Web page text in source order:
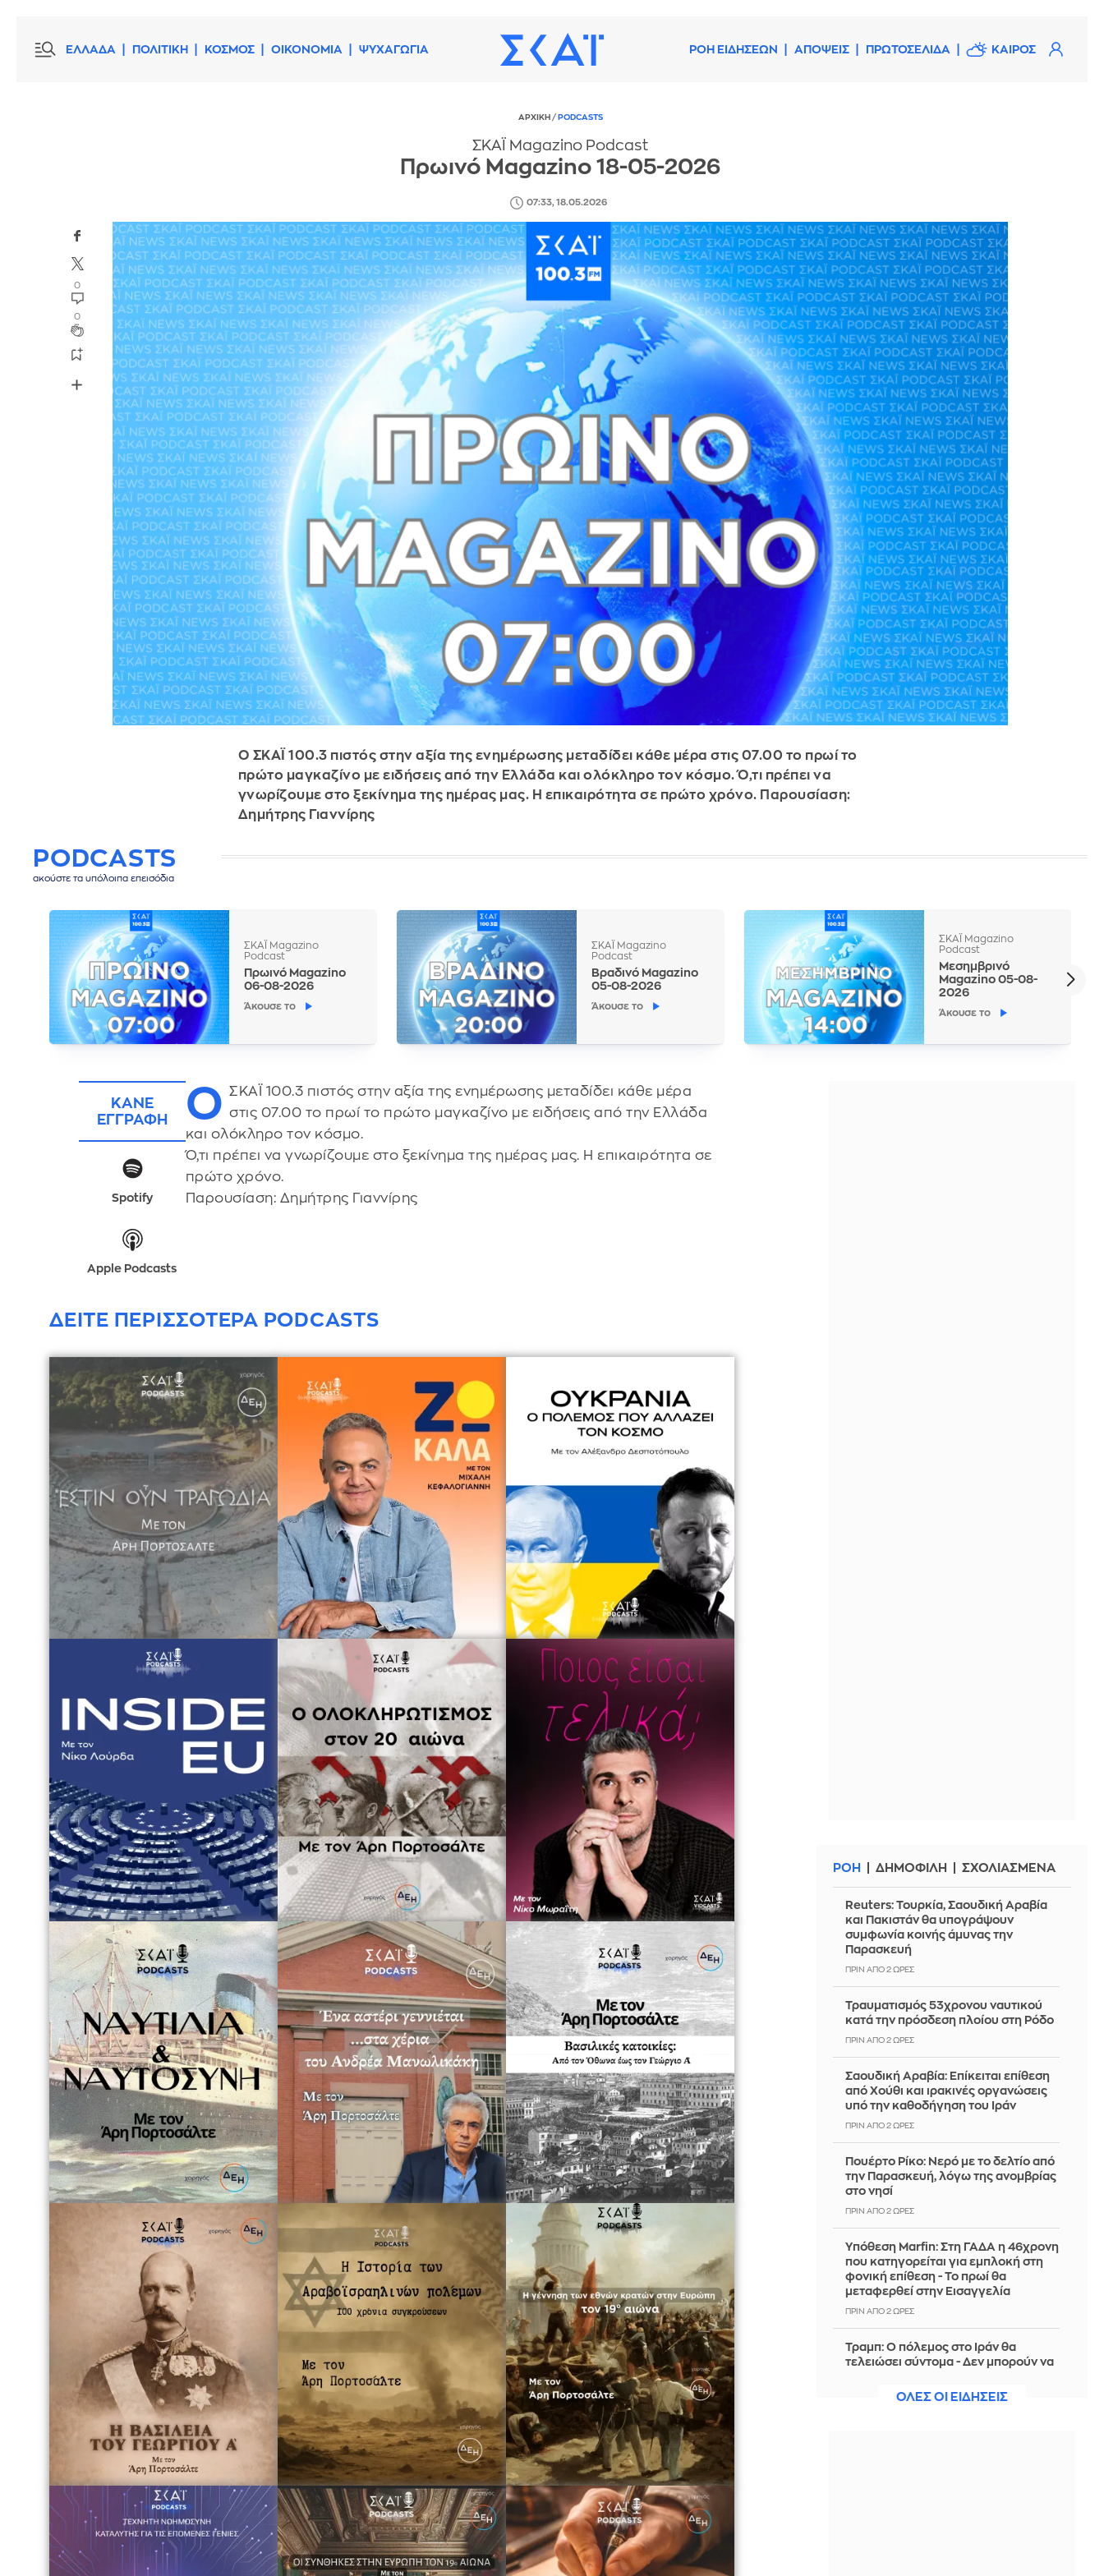
ΕΛΛΑΔΑ ΠΟΛΙΤΙΚΗ ΚΟΣΜΟΣ ΟΙΚΟΝΟΜΙΑ ΨΥΧΑΓΩΓΙΑ ΡΟΗ ΕΙΔΗΣΕΩΝ ΑΠΟΨΕΙΣ ΠΡΩΤΟΣΕΛΙΔΑ ΚΑΙΡΟΣ
ΑΡΧΙΚΗ / PODCASTS
ΣΚΑΪ Magazino Podcast
Πρωινό Magazino 18-05-2026
07:33, 18.05.2026
0
0
Ο ΣΚΑΪ 100.3 πιστός στην αξία της ενημέρωσης μεταδίδει κάθε μέρα στις 07.00 το πρωί το
πρώτο μαγκαζίνο με ειδήσεις από την Ελλάδα και ολόκληρο τον κόσμο. Ό,τι πρέπει να
γνωρίζουμε στο ξεκίνημα της ημέρας μας. Η επικαιρότητα σε πρώτο χρόνο. Παρουσίαση:
Δημήτρης Γιαννίρης
PODCASTS
ακούστε τα υπόλοιπα επεισόδια
ΣΚΑΪ Magazino
Podcast
Πρωινό Magazino
06-08-2026
Άκουσε το
ΣΚΑΪ Magazino
Podcast
Βραδινό Magazino
05-08-2026
Άκουσε το
ΣΚΑΪ Magazino
Podcast
Μεσημβρινό
Magazino 05-08-
2026
Άκουσε το
ΚΑΝΕ
ΕΓΓΡΑΦΗ
Spotify
Apple Podcasts
Ο ΣΚΑΪ 100.3 πιστός στην αξία της ενημέρωσης μεταδίδει κάθε μέρα
στις 07.00 το πρωί το πρώτο μαγκαζίνο με ειδήσεις από την Ελλάδα
και ολόκληρο τον κόσμο.
Ό,τι πρέπει να γνωρίζουμε στο ξεκίνημα της ημέρας μας. Η επικαιρότητα σε
πρώτο χρόνο.
Παρουσίαση: Δημήτρης Γιαννίρης
ΔΕΙΤΕ ΠΕΡΙΣΣΟΤΕΡΑ PODCASTS
ΡΟΗ ΔΗΜΟΦΙΛΗ ΣΧΟΛΙΑΣΜΕΝΑ
Reuters: Τουρκία, Σαουδική Αραβία
και Πακιστάν θα υπογράψουν
συμφωνία κοινής άμυνας την
Παρασκευή
ΠΡΙΝ ΑΠΌ 2 ΏΡΕΣ
Τραυματισμός 53χρονου ναυτικού
κατά την πρόσδεση πλοίου στη Ρόδο
ΠΡΙΝ ΑΠΌ 2 ΏΡΕΣ
Σαουδική Αραβία: Επίκειται επίθεση
από Χούθι και ιρακινές οργανώσεις
υπό την καθοδήγηση του Ιράν
ΠΡΙΝ ΑΠΌ 2 ΏΡΕΣ
Πουέρτο Ρίκο: Νερό με το δελτίο από
την Παρασκευή, λόγω της ανομβρίας
στο νησί
ΠΡΙΝ ΑΠΌ 2 ΏΡΕΣ
Υπόθεση Marfin: Στη ΓΑΔΑ η 46χρονη
που κατηγορείται για εμπλοκή στη
φονική επίθεση - Το πρωί θα
μεταφερθεί στην Εισαγγελία
ΠΡΙΝ ΑΠΌ 2 ΏΡΕΣ
Τραμπ: Ο πόλεμος στο Ιράν θα
τελειώσει σύντομα - Δεν μπορούν να
ΠΡΙΝ ΑΠΌ 2 ΏΡΕΣΟΛΕΣ ΟΙ ΕΙΔΗΣΕΙΣ